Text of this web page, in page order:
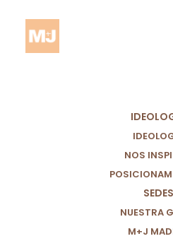
NOS
SEDES
NUESTRA
M+J